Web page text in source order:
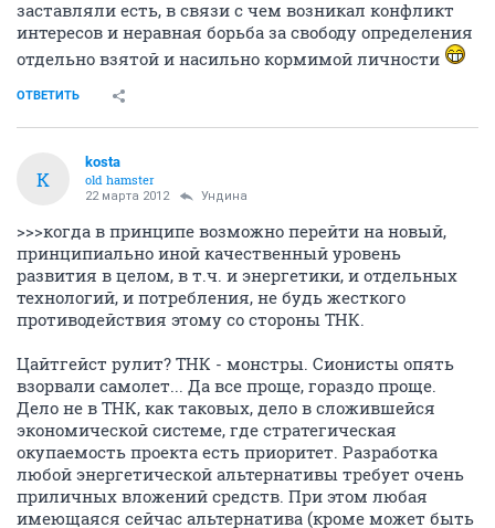
заставляли есть, в связи с чем возникал конфликт
интересов и неравная борьба за свободу определения
отдельно взятой и насильно кормимой личности
ОТВЕТИТЬ
K
kosta
old hamster
22 марта 2012 Ундинa
>>>когда в принципе возможно перейти на новый,
принципиально иной качественный уровень
развития в целом, в т.ч. и энергетики, и отдельных
технологий, и потребления, не будь жесткого
противодействия этому со стороны ТНК.
Цайтгейст рулит? ТНК - монстры. Сионисты опять
взорвали самолет... Да все проще, гораздо проще.
Дело не в ТНК, как таковых, дело в сложившейся
экономической системе, где стратегическая
окупаемость проекта есть приоритет. Разработка
любой энергетической альтернативы требует очень
приличных вложений средств. При этом любая
имеющаяся сейчас альтернатива (кроме может быть